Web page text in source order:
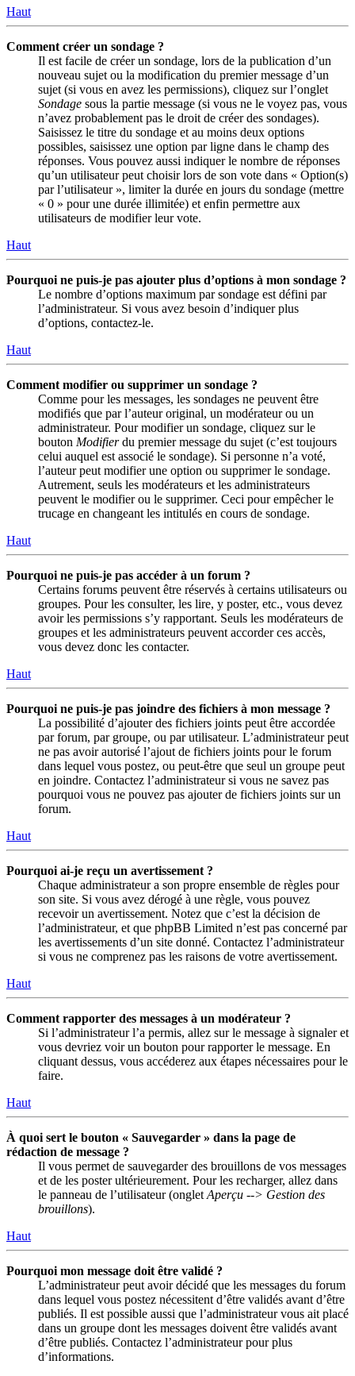
Haut
Comment créer un sondage ?
Il est facile de créer un sondage, lors de la publication d’un
nouveau sujet ou la modification du premier message d’un
sujet (si vous en avez les permissions), cliquez sur l’onglet
Sondage sous la partie message (si vous ne le voyez pas, vous
n’avez probablement pas le droit de créer des sondages).
Saisissez le titre du sondage et au moins deux options
possibles, saisissez une option par ligne dans le champ des
réponses. Vous pouvez aussi indiquer le nombre de réponses
qu’un utilisateur peut choisir lors de son vote dans « Option(s)
par l’utilisateur », limiter la durée en jours du sondage (mettre
« 0 » pour une durée illimitée) et enfin permettre aux
utilisateurs de modifier leur vote.
Haut
Pourquoi ne puis-je pas ajouter plus d’options à mon sondage ?
Le nombre d’options maximum par sondage est défini par
l’administrateur. Si vous avez besoin d’indiquer plus
d’options, contactez-le.
Haut
Comment modifier ou supprimer un sondage ?
Comme pour les messages, les sondages ne peuvent être
modifiés que par l’auteur original, un modérateur ou un
administrateur. Pour modifier un sondage, cliquez sur le
bouton Modifierdu premier message du sujet (c’est toujours
celui auquel est associé le sondage). Si personne n’a voté,
l’auteur peut modifier une option ou supprimer le sondage.
Autrement, seuls les modérateurs et les administrateurs
peuvent le modifier ou le supprimer. Ceci pour empêcher le
trucage en changeant les intitulés en cours de sondage.
Haut
Pourquoi ne puis-je pas accéder à un forum ?
Certains forums peuvent être réservés à certains utilisateurs ou
groupes. Pour les consulter, les lire, y poster, etc., vous devez
avoir les permissions s’y rapportant. Seuls les modérateurs de
groupes et les administrateurs peuvent accorder ces accès,
vous devez donc les contacter.
Haut
Pourquoi ne puis-je pas joindre des fichiers à mon message ?
La possibilité d’ajouter des fichiers joints peut être accordée
par forum, par groupe, ou par utilisateur. L’administrateur peut
ne pas avoir autorisé l’ajout de fichiers joints pour le forum
dans lequel vous postez, ou peut-être que seul un groupe peut
en joindre. Contactez l’administrateur si vous ne savez pas
pourquoi vous ne pouvez pas ajouter de fichiers joints sur un
forum.
Haut
Pourquoi ai-je reçu un avertissement ?
Chaque administrateur a son propre ensemble de règles pour
son site. Si vous avez dérogé à une règle, vous pouvez
recevoir un avertissement. Notez que c’est la décision de
l’administrateur, et que phpBB Limited n’est pas concerné par
les avertissements d’un site donné. Contactez l’administrateur
si vous ne comprenez pas les raisons de votre avertissement.
Haut
Comment rapporter des messages à un modérateur ?
Si l’administrateur l’a permis, allez sur le message à signaler et
vous devriez voir un bouton pour rapporter le message. En
cliquant dessus, vous accéderez aux étapes nécessaires pour le
faire.
Haut
À quoi sert le bouton « Sauvegarder » dans la page de
rédaction de message ?
Il vous permet de sauvegarder des brouillons de vos messages
et de les poster ultérieurement. Pour les recharger, allez dans
le panneau de l’utilisateur (onglet Aperçu --> Gestion des
brouillons).
Haut
Pourquoi mon message doit être validé ?
L’administrateur peut avoir décidé que les messages du forum
dans lequel vous postez nécessitent d’être validés avant d’être
publiés. Il est possible aussi que l’administrateur vous ait placé
dans un groupe dont les messages doivent être validés avant
d’être publiés. Contactez l’administrateur pour plus
d’informations.